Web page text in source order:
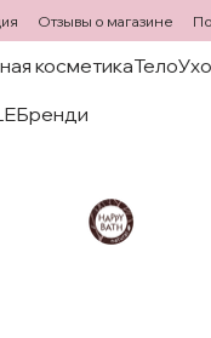
Отзывы о магазине
косметикаТело
Бренди